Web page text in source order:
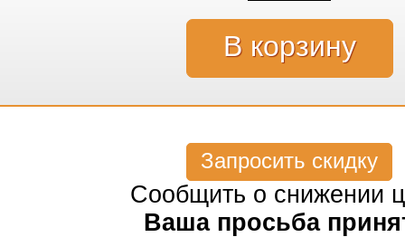
Запросить скидку
Сообщить о снижении
Ваша просьба